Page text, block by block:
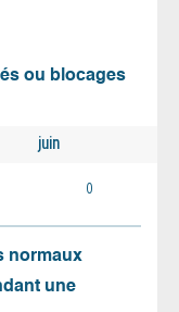
ou blocages
juin
0
normaux
une